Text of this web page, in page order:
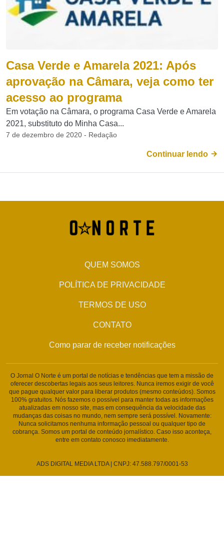
Casa Verde e Amarela 2021: Após
aprovação na Câmara, veja como ter
acesso ao programa
Em votação na Câmara, o programa Casa Verde e Amarela
2021, substituto do Minha Casa...
7 de dezembro de 2020 - Redação
Continuar lendo
QUEM SOMOS
POLÍTICA DE PRIVACIDADE
TERMOS DE USO
CONTATO
Como parar de receber notificações
O Jornal O Norte é um portal de notícias e tendências que tem a missão de
oferecer descobertas legais aos seus leitores. Nunca iremos exigir de você
que pague qualquer valor para liberar produtos (mesmo conteúdos). Somos
100% gratuitos. Nós fazemos o possível para manter todas as informações
atualizadas em nosso site, mas em consequência da velocidade das
mudanças das coisas no mundo, nem sempre será possível. Novamente:
Nunca solicitamos nenhuma informação pessoal ou qualquer tipo de
cobrança. Somos um portal de conteúdo jornalístico. Caso isso aconteça,
entre em contato conosco imediatamente.
ADS DIGITAL MEDIA LTDA | CNPJ: 47.588.797/0001-53